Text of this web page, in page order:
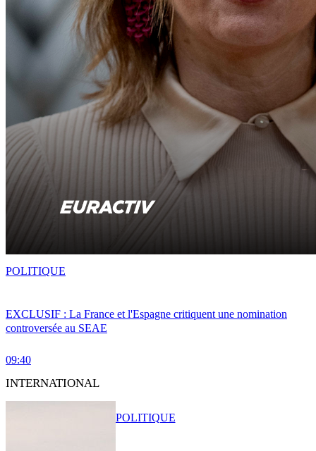
EXCLUSIF : La France et l'Espagne critiquent une nomination
controversée au SEAE
09:40
POLITIQUE
INTERNATIONAL
POLITIQUE